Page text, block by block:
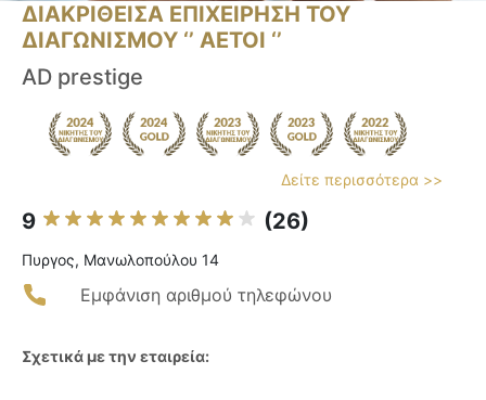
ΔΙΑΚΡΙΘΕΙΣΑ ΕΠΙΧΕΙΡΗΣΗ ΤΟΥ
ΔΙΑΓΩΝΙΣΜΟΥ ‘’ ΑΕΤΟΙ ‘’
AD prestige
Δείτε περισσότερα >>
9 (26)
Πυργος, Μανωλοπούλου 14
Εμφάνιση αριθμού τηλεφώνου
Σχετικά με την εταιρεία: